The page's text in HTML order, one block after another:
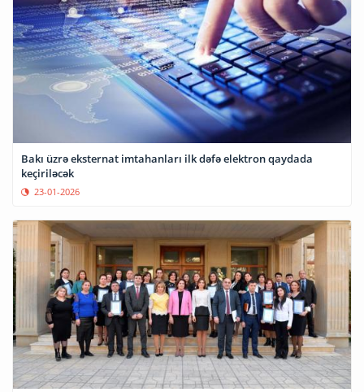
Bakı üzrə eksternat imtahanları ilk dəfə elektron qaydada
keçiriləcək
23-01-2026